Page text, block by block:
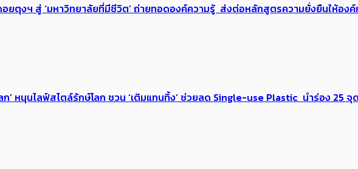
ตุงฯ สู่ ‘มหาวิทยาลัยที่มีชีวิต’ ถ่ายทอดองค์ความรู้ ส่งต่อหลักสูตรความยั่งยืนให้องค์
’ หนุนไลฟ์สไตล์รักษ์โลก ชวน ‘เติมแทนทิ้ง’ ช่วยลด Single-use Plastic นำร่อง 25 จุ